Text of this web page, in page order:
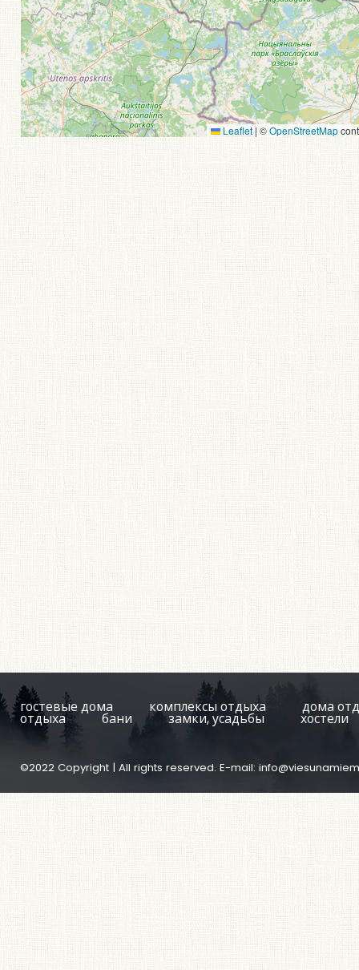
Leaflet | ©OpenStreetMap
гостевые дома комплексы отдыха дома
отдыха бани замки, усадьбы хостели
©2022 Copyright | All rights reserved. E-mail: